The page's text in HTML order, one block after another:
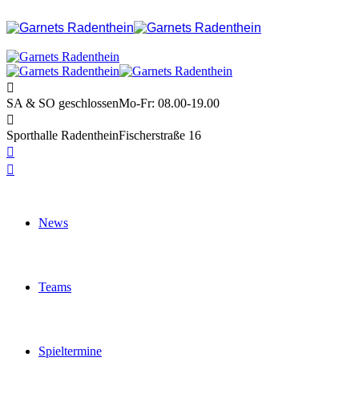
SA & SO geschlossenMo-Fr: 08.00-19.00
Sporthalle RadentheinFischerstraße 16
News
Teams
Spieltermine